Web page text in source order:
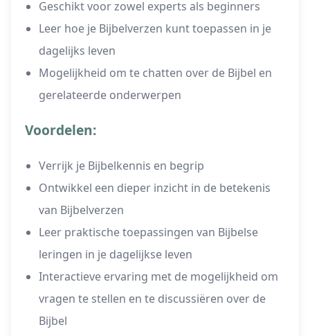
Geschikt voor zowel experts als beginners
Leer hoe je Bijbelverzen kunt toepassen in je
dagelijks leven
Mogelijkheid om te chatten over de Bijbel en
gerelateerde onderwerpen
Voordelen:
Verrijk je Bijbelkennis en begrip
Ontwikkel een dieper inzicht in de betekenis
van Bijbelverzen
Leer praktische toepassingen van Bijbelse
leringen in je dagelijkse leven
Interactieve ervaring met de mogelijkheid om
vragen te stellen en te discussiëren over de
Bijbel